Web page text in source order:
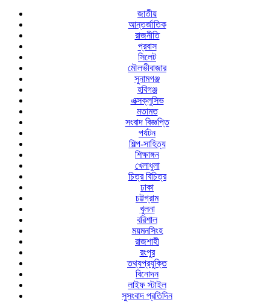
জাতীয়
আন্তর্জাতিক
রাজনীতি
প্রবাস
সিলেট
মৌলভীবাজার
সুনামগঞ্জ
হবিগঞ্জ
এক্সক্লুসিভ
মতামত
সংবাদ বিজ্ঞপ্তি
পর্যটন
শিল্প-সাহিত্য
শিক্ষাঙ্গন
খেলাধুলা
চিত্র বিচিত্র
ঢাকা
চট্টগ্রাম
খুলনা
বরিশাল
ময়মনসিংহ
রাজশাহী
রংপুর
তথ্যপ্রযুক্তি
বিনোদন
লাইফ স্টাইল
সুসংবাদ প্রতিদিন